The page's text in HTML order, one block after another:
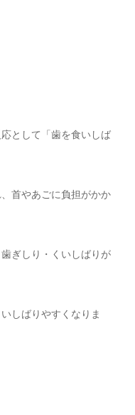
として「歯を食いしば
首やあごに負担がかか
ぎしり・くいしばりが
しばりやすくなりま